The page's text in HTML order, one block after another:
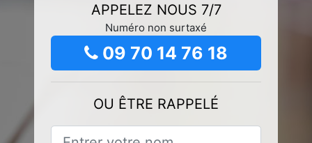
APPELEZ NOUS 7/7
Numéro non surtaxé
09 70 14 76 18
OU ÊTRE RAPPELÉ